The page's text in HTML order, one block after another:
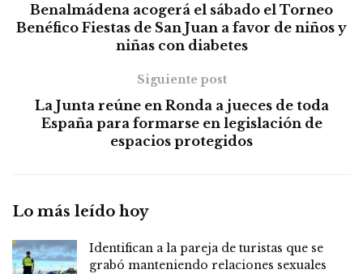
Benalmádena acogerá el sábado el Torneo
Benéfico Fiestas de San Juan a favor de niños y
niñas con diabetes
Siguiente post
La Junta reúne en Ronda a jueces de toda
España para formarse en legislación de
espacios protegidos
Lo más leído hoy
Identifican a la pareja de turistas que se
grabó manteniendo relaciones sexuales